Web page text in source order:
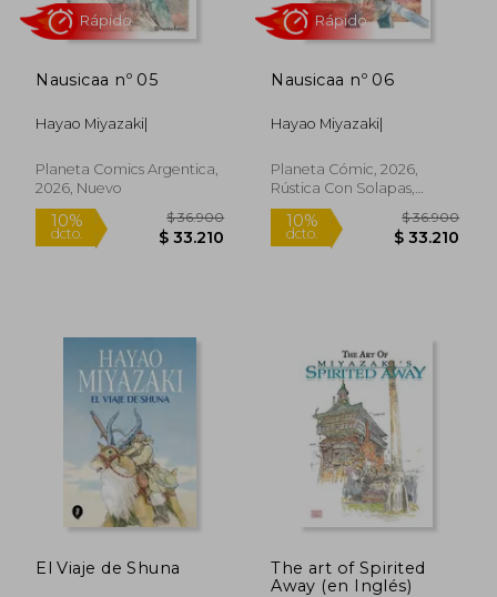
dcto. $ 45.339 dcto.
Nausicaa nº 05
Hayao Miyazaki|
Planeta Comics Argentica,
2026, Nuevo
10% $ 36.900
Nausicaa nº 06
Hayao Miyazaki|
Planeta Cómic, 2026,
Rústica Con Solapas,
Nuevo
10%
El Viaje de Shuna
The art of Spirited
Away (en Inglés)